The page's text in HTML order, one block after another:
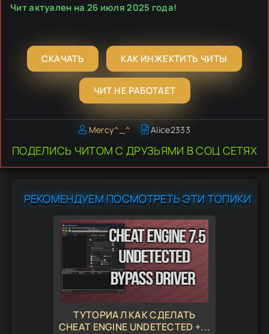
Чит актуален на 26 июля 2025 года!
СКАЧАТЬ КАК ИНЖЕКТИТЬ ЧИТЫ
ЧИТ НЕ РАБОТАЕТ
Mercy^_^ Alice2333
ПОДЕЛИСЬ ЧИТОМ С ДРУЗЬЯМИ В СОЦ СЕТЯХ
РЕКОМЕНДУЕМ ПОСМОТРЕТЬ ЭТИ ТОПИКИ
ТУТОРИАЛ КАК СДЕЛАТЬ
CHEAT ENGINE UNDETECTED +...